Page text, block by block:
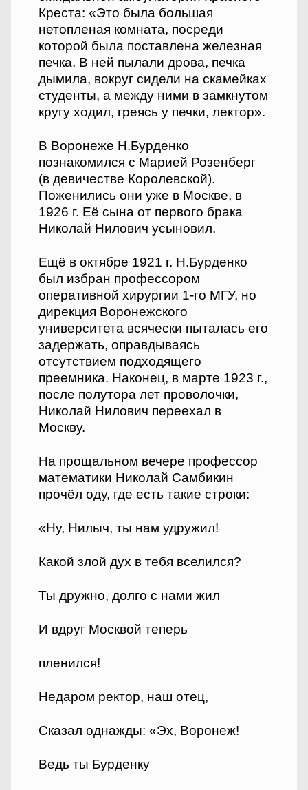
Креста: «Это была большая
нетопленая комната, посреди
которой была поставлена железная
печка. В ней пылали дрова, печка
дымила, вокруг сидели на скамейках
студенты, а между ними в замкнутом
кругу ходил, греясь у печки, лектор».
В Воронеже Н.Бурденко
познакомился с Марией Розенберг
(в девичестве Королевской).
Поженились они уже в Москве, в
1926 г. Её сына от первого брака
Николай Нилович усыновил.
Ещё в октябре 1921 г. Н.Бурденко
был избран профессором
оперативной хирургии 1-го МГУ, но
дирекция Воронежского
университета всячески пыталась его
задержать, оправдываясь
отсутствием подходящего
преемника. Наконец, в марте 1923 г.,
после полутора лет проволочки,
Николай Нилович переехал в
Москву.
На прощальном вечере профессор
математики Николай Самбикин
прочёл оду, где есть такие строки:
«Ну, Нилыч, ты нам удружил!
Какой злой дух в тебя вселился?
Ты дружно, долго с нами жил
И вдруг Москвой теперь
пленился!
Недаром ректор, наш отец,
Сказал однажды: «Эх, Воронеж!
Ведь ты Бурденку